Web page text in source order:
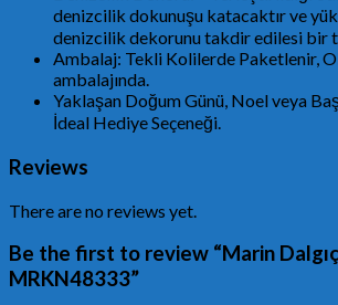
denizcilik dokunuşu katacaktır ve
denizcilik dekorunu takdir edilesi bir
Ambalaj: Tekli Kolilerde Paketlenir,
ambalajında.
Yaklaşan Doğum Günü, Noel veya
İdeal Hediye Seçeneği.
Reviews
There are no reviews yet.
Be the first to review “Marin Dalgıç
MRKN48333”